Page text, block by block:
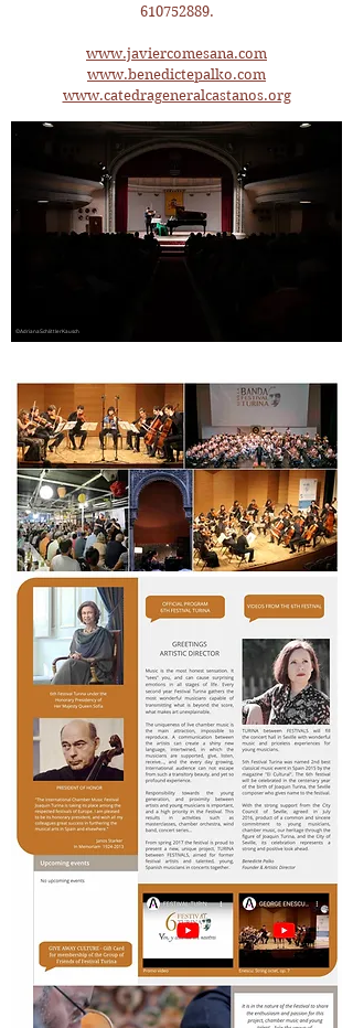
610752889.
www.javiercomesana.com
www.benedictepalko.com
www.catedrageneralcastanos.org
©AdrianaSchlittlerKausch